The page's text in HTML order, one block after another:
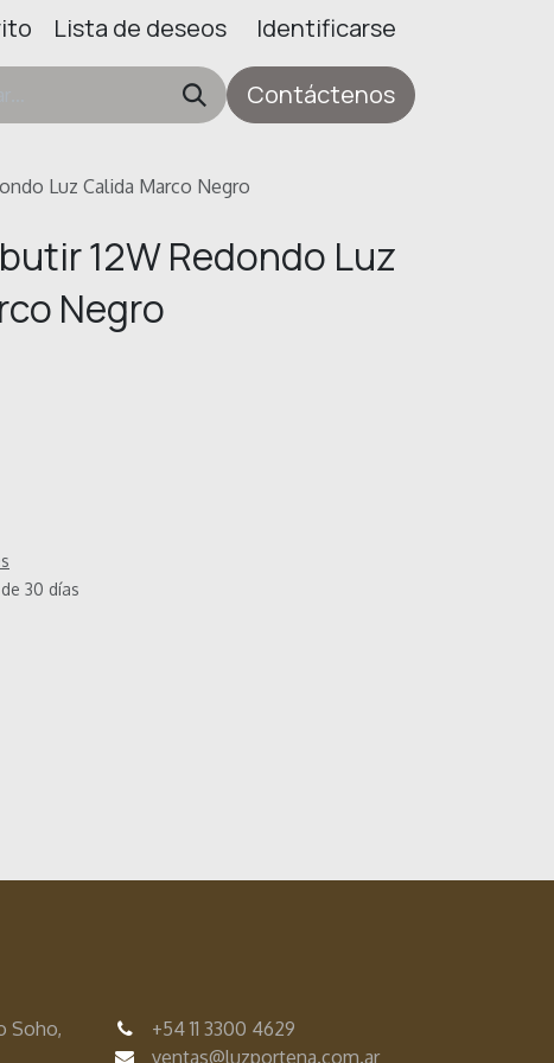
Lista de deseos Identificarse
Contáctenos
Luz Calida Marco Negro
12W Redondo Luz
Negro
30 días
Soho,
+5411 3300 4629
ventas@luzportena.com.ar